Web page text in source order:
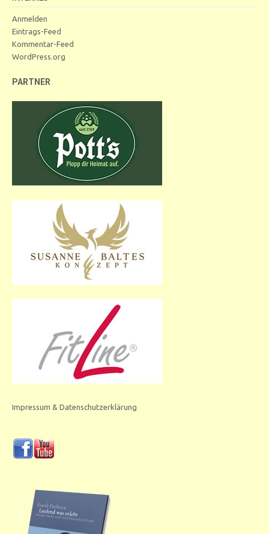
Anmelden
Eintrags-Feed
Kommentar-Feed
WordPress.org
PARTNER
Impressum & Datenschutzerklärung